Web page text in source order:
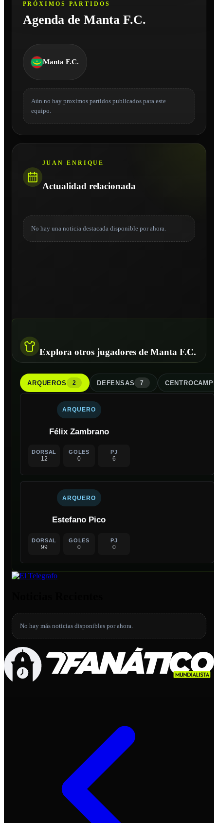
PRÓXIMOS PARTIDOS
Agenda de Manta F.C.
Manta F.C.
Aún no hay proximos partidos publicados para este
equipo.
JUAN ENRIQUE
Actualidad relacionada
No hay una noticia destacada disponible por ahora.
Explora otros jugadores de Manta F.C.
ARQUEROS 2 DEFENSAS 7
ARQUERO
Félix Zambrano
DORSAL
12
GOLES
0
PJ
6
ARQUERO
Estefano Pico
DORSAL
99
GOLES
0
PJ
0
No hay más noticias disponibles por ahora.